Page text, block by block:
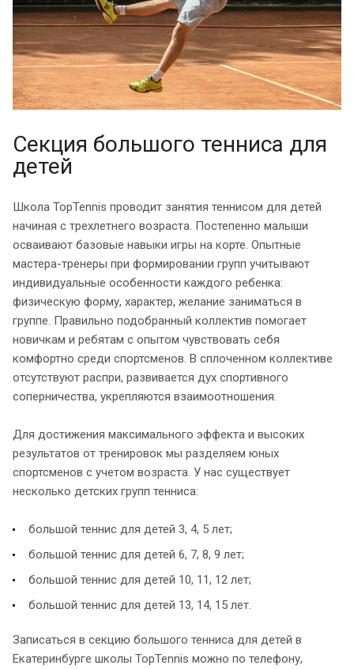
Секция большого тенниса для
детей
Школа TopTennis проводит занятия теннисом для детей
начиная с трехлетнего возраста. Постепенно малыши
осваивают базовые навыки игры на корте. Опытные
мастера-тренеры при формировании групп учитывают
индивидуальные особенности каждого ребенка:
физическую форму, характер, желание заниматься в
группе. Правильно подобранный коллектив помогает
новичкам и ребятам с опытом чувствовать себя
комфортно среди спортсменов. В сплоченном коллективе
отсутствуют распри, развивается дух спортивного
соперничества, укрепляются взаимоотношения.
Для достижения максимального эффекта и высоких
результатов от тренировок мы разделяем юных
спортсменов с учетом возраста. У нас существует
несколько детских групп тенниса:
большой теннис для детей 3, 4, 5 лет;
большой теннис для детей 6, 7, 8, 9 лет;
большой теннис для детей 10, 11, 12 лет;
большой теннис для детей 13, 14, 15 лет.
Записаться в секцию большого тенниса для детей в
Екатеринбурге школы TopTennis можно по телефону,